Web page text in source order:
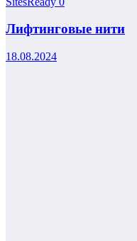
Лифтинговые нити
18.08.2024